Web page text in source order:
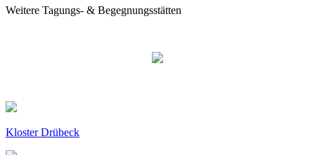
Weitere Tagungs- & Begegnungsstätten
Kloster Drübeck